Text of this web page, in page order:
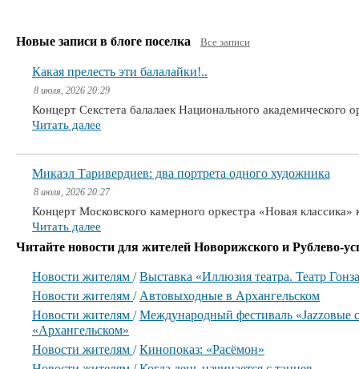
Новые записи в блоге поселка Все записи
Какая прелесть эти балалайки!..
8 июля, 2026 20:29
Концерт Секстета балалаек Национального академического
Читать далее
Микаэл Таривердиев: два портрета одного художника
8 июля, 2026 20:27
Концерт Московского камерного оркестра «Новая
Читать далее
Читайте новости для жителей Новорижского и Рублево-
Новости жителям /Выставка «Иллюзия театра. Театр
Новости жителям / Автовыходные в Архангельском
Новости жителям /Международный фестиваль «Jazzовые
«Архангельском»
Новости жителям /Кинопоказ: «Расёмон»